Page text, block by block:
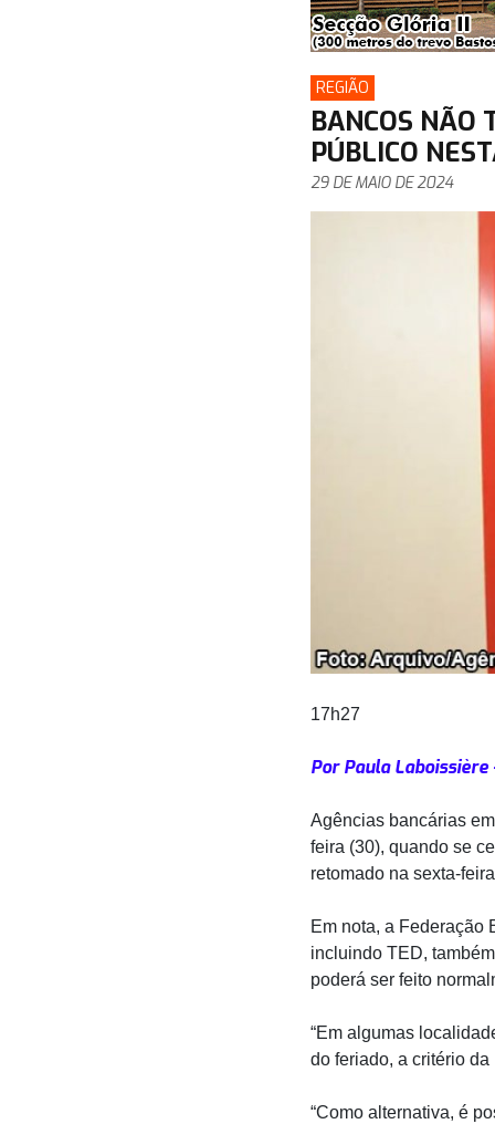
REGIÃO
BANCOS NÃO
PÚBLICO
29 DE MAIO DE 2024
17h27
Por Paula
Agências bancárias
feira (30), quando se
retomado na sexta-
Em nota, a Federação
incluindo TED,
poderá ser feito
“Em algumas
do feriado, a critério
“Como alternativa, é